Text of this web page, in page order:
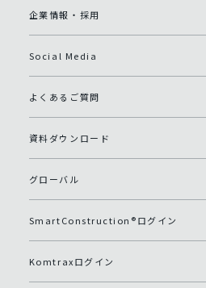
企業情報・採用
Social Media
よくあるご質問
資料ダウンロード
グローバル
SmartConstruction®ログイン
Komtraxログイン